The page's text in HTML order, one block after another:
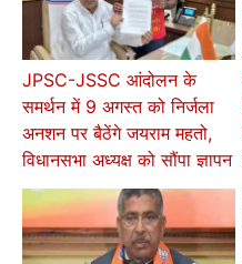
JPSC-JSSC आंदोलन के
समर्थन में 9 अगस्त को निर्जला
अनशन पर बैठेंगे जयराम महतो,
विधानसभा अध्यक्ष को सौंपा ज्ञापन